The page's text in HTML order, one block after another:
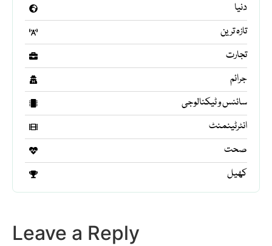
دنیا
تازہ ترین
تجارت
جرائم
سائنس و ٹیکنالوجی
انٹرٹینمنٹ
صحت
کھیل
Leave a Reply